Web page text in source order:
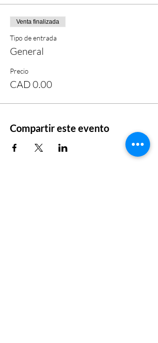
Venta finalizada
Tipo de entrada
General
Precio
CAD 0.00
Compartir este evento